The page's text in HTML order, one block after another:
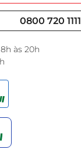
0800 720 1111
às 20h